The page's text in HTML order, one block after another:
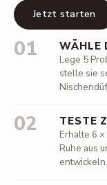
Jetzt starten
01 WÄHLE
Lege 5
stelle sie
02 TESTE
Erhalte 6
Ruhe aus
entwickeln.